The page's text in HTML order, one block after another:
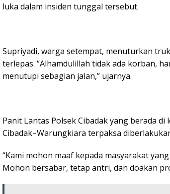
luka dalam insiden tunggal tersebut.
Supriyadi, warga setempat, menuturkan
terlepas. “Alhamdulillah tidak ada korban,
menutupi sebagian jalan,” ujarnya.
Panit Lantas Polsek Cibadak yang berada
Cibadak–Warungkiara terpaksa
“Kami mohon maaf kepada masyarakat
Mohon bersabar, tetap antri, dan doakan